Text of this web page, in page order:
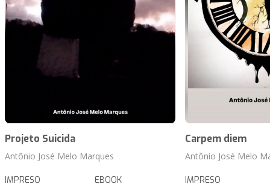
Projeto Suicida
Antônio José Melo Marques
IMPRESO EBOOK
Carpem diem
Antônio José Melo
IMPRESO